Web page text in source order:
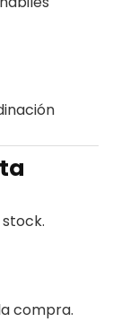
compra.